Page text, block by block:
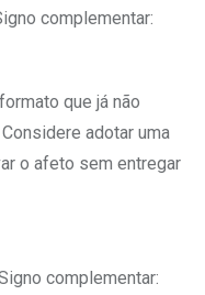
complementar:
que já não
adotar uma
o afeto sem entregar
complementar: